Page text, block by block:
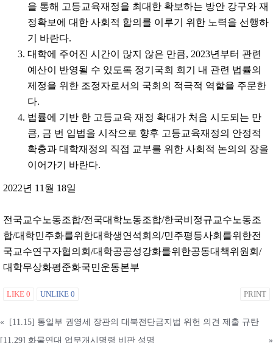
을 통해 고등교육재정을 최대한 확보하는 방안 강구와 재
정확보에 대한 사회적 합의를 이루기 위한 노력을 선행하
기 바란다.
대학에 주어진 시간이 많지 않은 만큼, 2023년부터 관련
예산이 반영될 수 있도록 정기국회 회기 내 관련 법률의
제정을 위한 조정자로서의 국회의 적극적 역할을 주문한
다.
법률에 기반 한 고등교육 재정 확대가 처음 시도되는 만
큼, 금 번 입법을 시작으로 향후 고등교육재정의 안정적
확충과 대학재정의 직접 교부를 위한 사회적 논의의 장을
이어가기 바란다.
2022년 11월 18일
전국교수노동조합/전국대학노동조합/한국비정규교수노동조
합/대학민주화를위한대학생연석회의/민주평등사회를위한전
국교수연구자협의회/대학공공성강화를위한공동대책위원회/
대학무상화평준화국민운동본부
LIKE 0 UNLIKE 0 PRINT
«
[11.15] 통일부 권영세 장관의 대북전단금지법 위헌 의견 제출 규탄
[11.29] 화물연대 업무개시명령 비판 성명
»